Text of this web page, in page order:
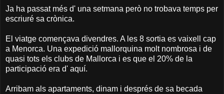
Ja ha passat més d' una setmana però no trobava temps per
escriuré sa crònica.
El viatge començava divendres. A les 8 sortia es vaixell cap
a Menorca. Una expedició mallorquina molt nombrosa i de
quasi tots els clubs de Mallorca i es que el 20% de la
participació era d' aquí.
Arribam als apartaments, dinam i després de sa becada